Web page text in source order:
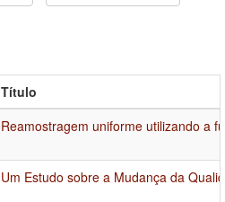
Título
Reamostragem uniforme utilizando a
Um Estudo sobre a Mudança da